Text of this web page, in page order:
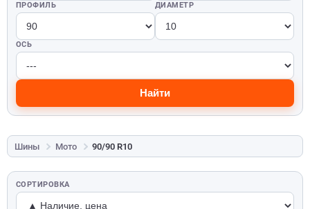
ПРОФИЛЬ ДИАМЕТР
ОСЬ
Найти
Шины Мото 90/90 R10
СОРТИРОВКА